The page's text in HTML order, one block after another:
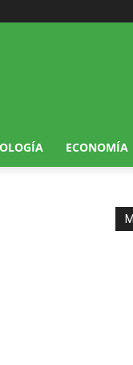
ECONOMÍA